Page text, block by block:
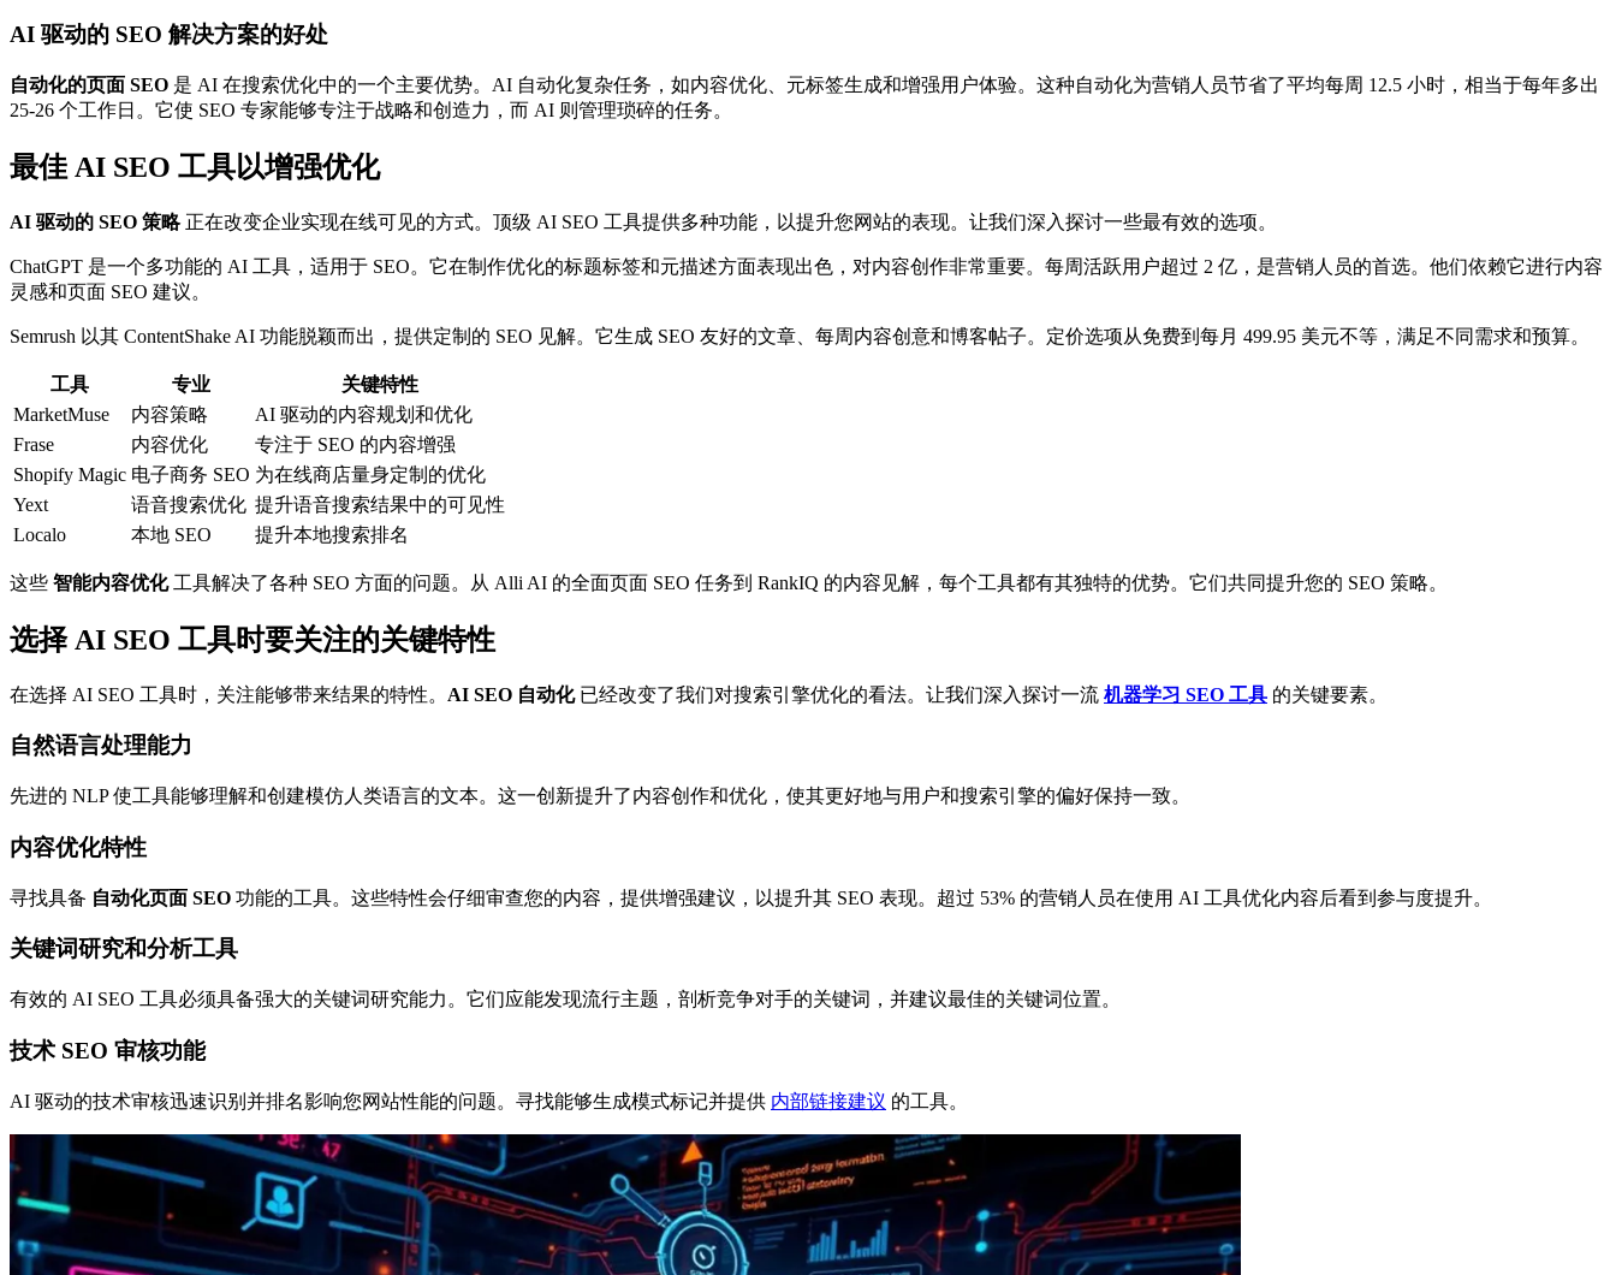
AI 驱动的 SEO 解决方案的好处
自动化的页面 SEO 是 AI 在搜索优化中的一个主要优势。AI 自动化复杂任务，如内容优化、元标签生成和增强用户体验。这种自动化为营销人员节省了平均每周 12.5 小时，相当于每年多出
25-26 个工作日。它使 SEO 专家能够专注于战略和创造力，而 AI 则管理琐碎的任务。
最佳 AI SEO 工具以增强优化
AI 驱动的 SEO 策略正在改变企业实现在线可见的方式。顶级 AI SEO 工具提供多种功能，以提升您网站的表现。让我们深入探讨一些最有效的选项。
ChatGPT 是一个多功能的 AI 工具，适用于 SEO。它在制作优化的标题标签和元描述方面表现出色，对内容创作非常重要。每周活跃用户超过 2 亿，是营销人员的首选。他们依赖它进行内容
灵感和页面 SEO 建议。
Semrush 以其 ContentShake AI 功能脱颖而出，提供定制的 SEO 见解。它生成 SEO 友好的文章、每周内容创意和博客帖子。定价选项从免费到每月 499.95 美元不等，满足不同需求和预算。
工具 专业
关键特性
MarketMuse
内容策略
AI 驱动的内容规划和优化
Frase
内容优化
专注于 SEO 的内容增强
Shopify Magic 电子商务 SEO 为在线商店量身定制的优化
Yext
语音搜索优化 提升语音搜索结果中的可见性
Localo
本地 SEO 提升本地搜索排名
这些 智能内容优化工具解决了各种 SEO 方面的问题。从 Alli AI 的全面页面 SEO 任务到 RankIQ 的内容见解，每个工具都有其独特的优势。它们共同提升您的 SEO 策略。
选择 AI SEO 工具时要关注的关键特性
在选择 AI SEO 工具时，关注能够带来结果的特性。 AI SEO 自动化已经改变了我们对搜索引擎优化的看法。让我们深入探讨一流 机器学习 SEO 工具 的关键要素。
自然语言处理能力
先进的 NLP 使工具能够理解和创建模仿人类语言的文本。这一创新提升了内容创作和优化，使其更好地与用户和搜索引擎的偏好保持一致。
内容优化特性
寻找具备 自动化页面 SEO 功能的工具。这些特性会仔细审查您的内容，提供增强建议，以提升其 SEO 表现。超过 53% 的营销人员在使用 AI 工具优化内容后看到参与度提升。
关键词研究和分析工具
有效的 AI SEO 工具必须具备强大的关键词研究能力。它们应能发现流行主题，剖析竞争对手的关键词，并建议最佳的关键词位置。
技术 SEO 审核功能
AI 驱动的技术审核迅速识别并排名影响您网站性能的问题。寻找能够生成模式标记并提供 内部链接建议 的工具。